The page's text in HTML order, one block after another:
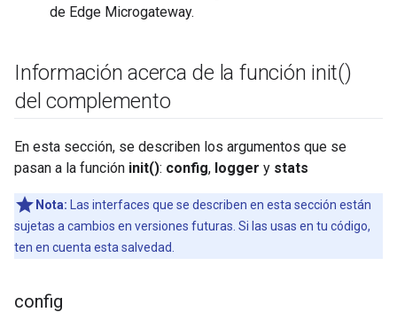
de Edge Microgateway.
Información acerca de la función init()
del complemento
En esta sección, se describen los argumentos que se
pasan a la función init(): config, logger y stats
Nota: Las interfaces que se describen en esta sección están
sujetas a cambios en versiones futuras. Si las usas en tu código,
ten en cuenta esta salvedad.
config